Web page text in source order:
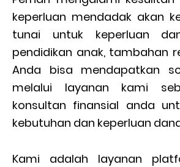
keperluan mendadak akan
tunai untuk keperluan
pendidikan anak, tambahan
Anda bisa mendapatkan
melalui layanan kami
konsultan finansial anda
kebutuhan dan keperluan
Kami adalah layanan